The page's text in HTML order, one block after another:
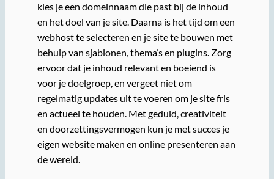
kies je een domeinnaam die past bij de inhoud
en het doel van je site. Daarna is het tijd om een
webhost te selecteren en je site te bouwen met
behulp van sjablonen, thema’s en plugins. Zorg
ervoor dat je inhoud relevant en boeiend is
voor je doelgroep, en vergeet niet om
regelmatig updates uit te voeren om je site fris
en actueel te houden. Met geduld, creativiteit
en doorzettingsvermogen kun je met succes je
eigen website maken en online presenteren aan
de wereld.